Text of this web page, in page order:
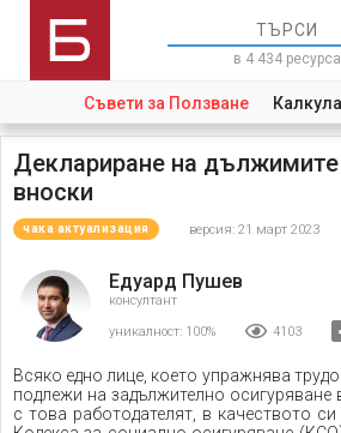
в 4 434 ресурса
Съвети за Ползване
Деклариране на дължимите
вноски
чака актуализация версия: 21 март 2023
Едуард Пушев
консултант
уникалност: 100% 4103
Всяко едно лице, което упражнява
подлежи на задължително осигуряване
с това работодателят, в качеството